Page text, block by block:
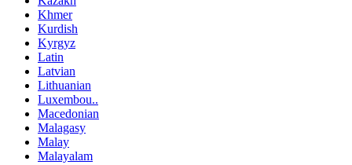
Khmer
Kurdish
Kyrgyz
Latin
Latvian
Lithuanian
Luxembou..
Macedonian
Malagasy
Malay
Malayalam